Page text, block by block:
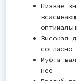
Низкие
Высокая
согласно
Муфта
нее